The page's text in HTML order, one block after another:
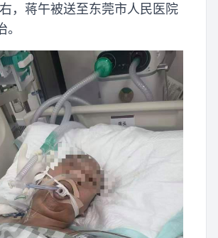
右，蒋午被送至东莞市人民医院